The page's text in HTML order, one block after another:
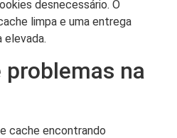
desnecessário. O
limpa e uma entrega
elevada.
problemas na
cache encontrando